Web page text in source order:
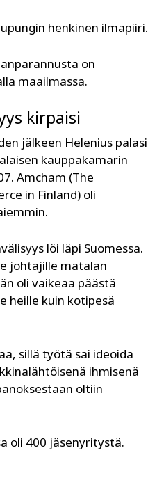
henkinen ilmapiiri.
on
maailmassa.
kirpaisi
jälkeen Helenius palasi
kauppakamarin
Amcham (The
in Finland) oli
löi läpi Suomessa.
johtajille matalan
oli vaikeaa päästä
heille kuin kotipesä
sillä työtä sai ideoida
ihmisenä
oltiin
oli 400 jäsenyritystä.